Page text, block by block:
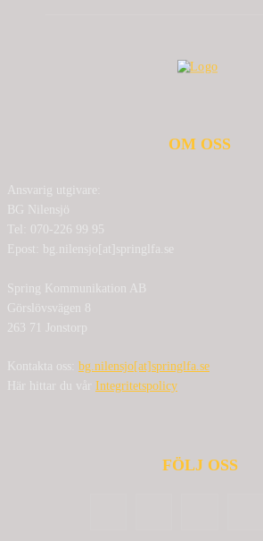
OM OSS
Ansvarig utgivare:
BG Nilensjö
Tel: 070-226 99 95
Epost: bg.nilensjo[at]springlfa.se
Spring Kommunikation AB
Görslövsvägen 8
263 71 Jonstorp
Kontakta oss: bg.nilensjo[at]springlfa.se
Här hittar du vår Integritetspolicy
FÖLJ OSS